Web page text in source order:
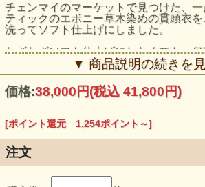
チェンマイのマーケットで見つけた、
ティックのエボニー草木染めの貫頭衣
洗ってソフト仕上げにしました。
わざわざソフト仕上げにしなくても、
くなりますが、最初から柔らかな心地よ
お勧めです。
襟元、袖にある刺し子の刺繍がポイント
モデル身長：159cm
▼ 商品説明の続きを
価格:38,000円(税込 41,800円)
[ポイント還元 1,254ポイント～]
注文